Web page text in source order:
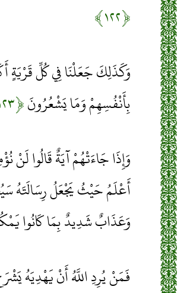
﴿۱۲۲﴾
وَكَذَلِكَ جَعَلْنَا فِي كُلِّ قَرْيَةٍ
بِأَنْفُسِهِمْ وَمَا يَشْعُرُونَ﴿۱۲۳﴾
وَإِذَا جَاءَتْهُمْ آيَةٌ قَالُوا لَنْ
أَعْلَمُ حَيْثُ يَجْعَلُ رِسَالَتَهُ
وَعَذَابٌ شَدِيدٌ بِمَا كَانُوا
فَمَنْ يُرِدِ اللَّهُ أَنْ يَهْدِيَهُ